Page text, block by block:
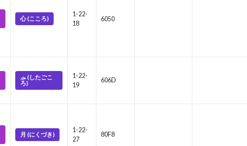
心 (こころ)
1-22-
18
6050
⺗ (したごこ
ろ)
1-22-
19
606D
月 (にくづき)
1-22-
27
80F8